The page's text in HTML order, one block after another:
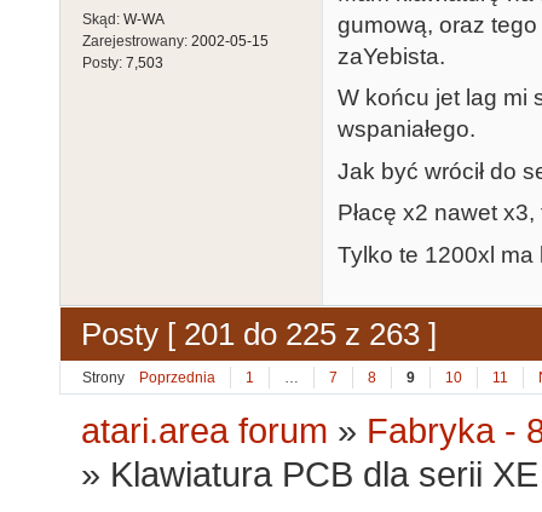
Skąd: W-WA
Zarejestrowany: 2002-05-15
Posty: 7,503
gumową, oraz
zaYebista.
W końcu jet lag mi
wspaniałego.
Jak być wrócił do
Płacę x2 nawet
Tylko te 1200xl
Posty [ 201 do 225 z 263 ]
Strony Poprzednia 1 … 7 8 9 10 11
atari.area forum » Fabryka -
» Klawiatura PCB dla serii